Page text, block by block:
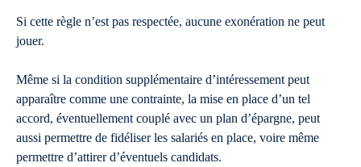
Si cette règle n’est pas respectée, aucune exonération ne peut
jouer.
Même si la condition supplémentaire d’intéressement peut
apparaître comme une contrainte, la mise en place d’un tel
accord, éventuellement couplé avec un plan d’épargne, peut
aussi permettre de fidéliser les salariés en place, voire même
permettre d’attirer d’éventuels candidats.